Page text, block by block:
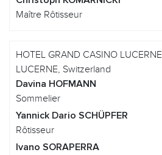
Maître Rôtisseur
HOTEL GRAND CASINO LUCERNE
LUCERNE, Switzerland
Davina HOFMANN
Sommelier
Yannick Dario SCHÜPFER
Rôtisseur
Ivano SORAPERRA